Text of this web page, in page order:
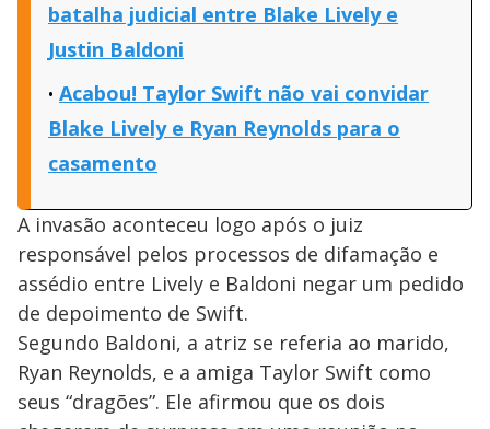
batalha judicial entre Blake Lively e
Justin Baldoni
Acabou! Taylor Swift não vai convidar
Blake Lively e Ryan Reynolds para o
casamento
A invasão aconteceu logo após o juiz
responsável pelos processos de difamação e
assédio entre Lively e Baldoni negar um pedido
de depoimento de Swift.
Segundo Baldoni, a atriz se referia ao marido,
Ryan Reynolds, e a amiga Taylor Swift como
seus “dragões”. Ele afirmou que os dois